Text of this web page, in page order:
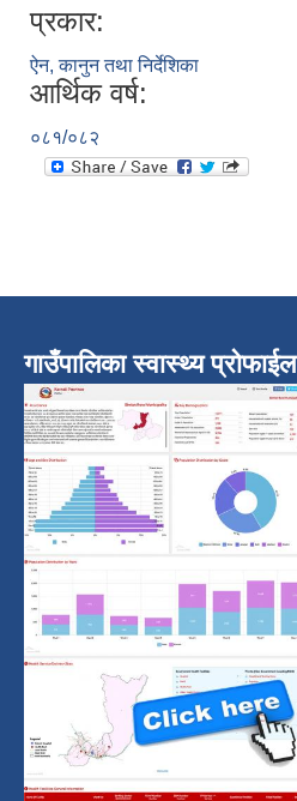
प्रकार:
ऐन, कानुन तथा निर्देशिका
आर्थिक वर्ष:
०८१/०८२
गाउँपालिका स्वास्थ्य प्रोफाईल